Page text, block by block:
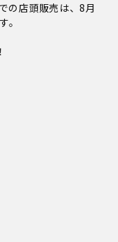
の店頭販売は、8月
。